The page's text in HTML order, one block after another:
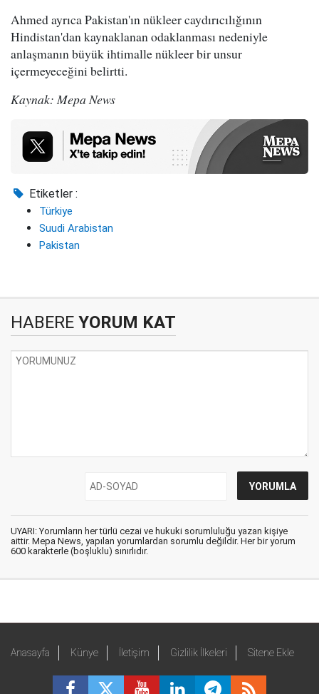
Ahmed ayrıca Pakistan'ın nükleer caydırıcılığının
Hindistan'dan kaynaklanan odaklanması nedeniyle
anlaşmanın büyük ihtimalle nükleer bir unsur
içermeyeceğini belirtti.
Kaynak: Mepa News
Etiketler :
Türkiye
Suudi Arabistan
Pakistan
HABERE YORUM KAT
UYARI: Yorumların her türlü cezai ve hukuki sorumluluğu yazan kişiye
aittir. Mepa News, yapılan yorumlardan sorumlu değildir. Her bir yorum
600 karakterle (boşluklu) sınırlıdır.
Anasayfa Künye İletişim Gizlilik İlkeleri Sitene Ekle